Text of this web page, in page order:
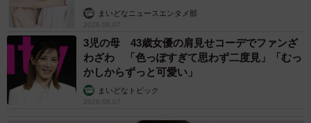
さらにアグレッシブ…!!（画像提供：ポークジンジャーさん）
まいどなニュースエンタメ部
2026.08.07
3児の母 43歳女優の肩見せコーデでファンざ
わざわ 「色っぽすぎて思わず二度見」「むっ
かしからずっと可愛い」
まいどなトピック
2026.08.07